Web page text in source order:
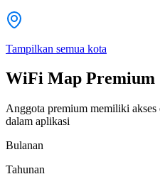
Tampilkan semua kota
WiFi Map Premium
Anggota premium memiliki
dalam aplikasi
Bulanan
Tahunan